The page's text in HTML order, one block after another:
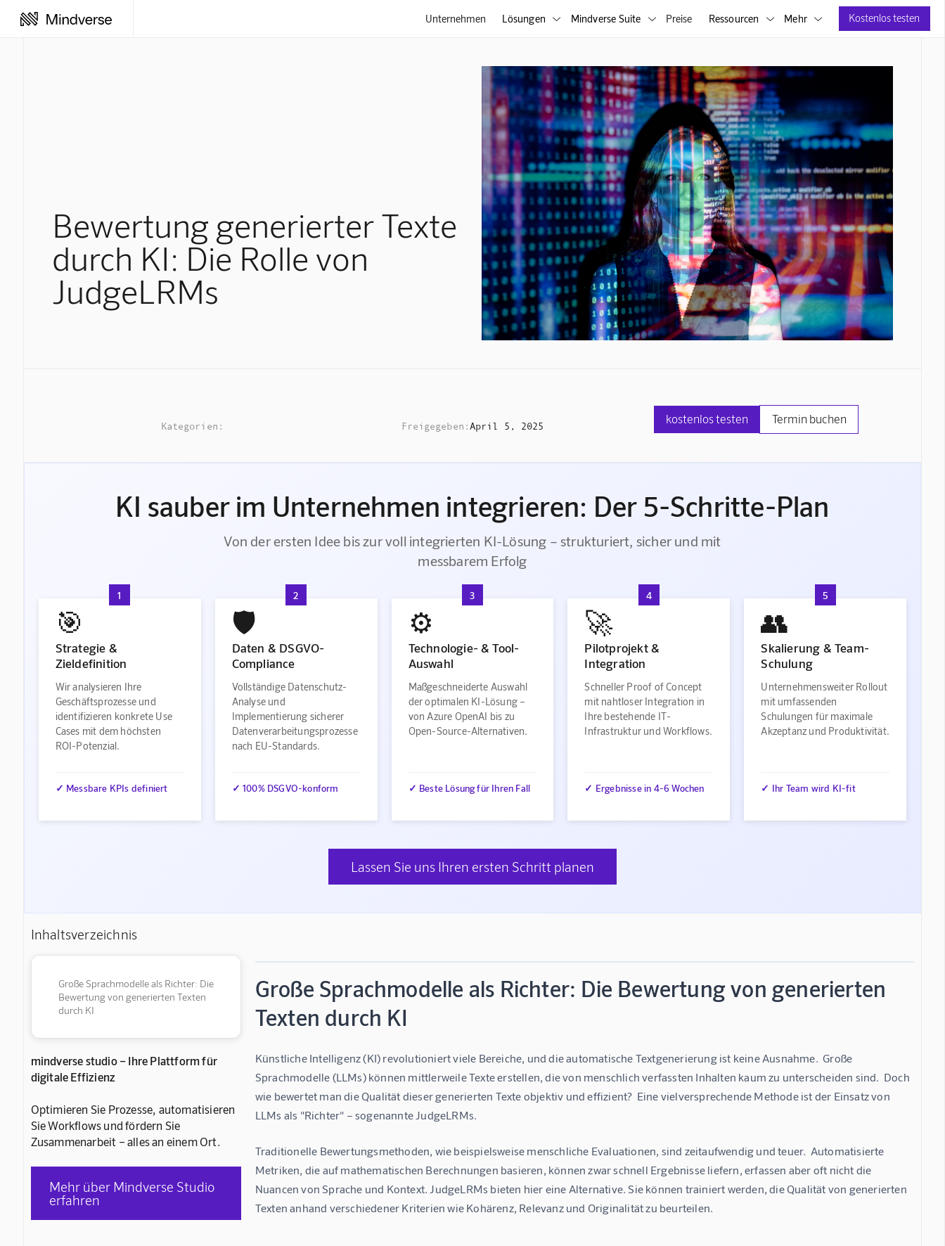
Unternehmen Lösungen  Mindverse Suite  Preise Ressourcen  Mehr  Kostenlos testen
Bewertung generierter Texte
durch KI: Die Rolle von
JudgeLRMs
Kategorien: Freigegeben:April 5, 2025
kostenlos testen Termin buchen
KI sauber im Unternehmen integrieren: Der 5-Schritte-Plan
Von der ersten Idee bis zur voll integrierten KI-Lösung – strukturiert, sicher und mit
messbarem Erfolg
1
🎯
Strategie &
Zieldefinition
Wir analysieren Ihre
Geschäftsprozesse und
identifizieren konkrete Use
Cases mit dem höchsten
ROI-Potenzial.
✓ Messbare KPIs definiert
2
🛡️
Daten & DSGVO-
Compliance
Vollständige Datenschutz-
Analyse und
Implementierung sicherer
Datenverarbeitungsprozesse
nach EU-Standards.
✓ 100% DSGVO-konform
3
⚙️
Technologie- & Tool-
Auswahl
Maßgeschneiderte Auswahl
der optimalen KI-Lösung –
von Azure OpenAI bis zu
Open-Source-Alternativen.
✓ Beste Lösung für Ihren Fall
4
🚀
Pilotprojekt &
Integration
Schneller Proof of Concept
mit nahtloser Integration in
Ihre bestehende IT-
Infrastruktur und Workflows.
✓ Ergebnisse in 4-6 Wochen
5
👥
Skalierung & Team-
Schulung
Unternehmensweiter Rollout
mit umfassenden
Schulungen für maximale
Akzeptanz und Produktivität.
✓ Ihr Team wird KI-fit
Lassen Sie uns Ihren ersten Schritt planen
Inhaltsverzeichnis
Große Sprachmodelle als Richter: Die
Bewertung von generierten Texten
durch KI
mindverse studio – Ihre Plattform für
digitale Effizienz
Optimieren Sie Prozesse, automatisieren
Sie Workflows und fördern Sie
Zusammenarbeit – alles an einem Ort.
Mehr über Mindverse Studio
erfahren
Große Sprachmodelle als Richter: Die Bewertung von generierten
Texten durch KI
Künstliche Intelligenz (KI) revolutioniert viele Bereiche, und die automatische Textgenerierung ist keine Ausnahme.  Große
Sprachmodelle (LLMs) können mittlerweile Texte erstellen, die von menschlich verfassten Inhalten kaum zu unterscheiden sind.  Doch
wie bewertet man die Qualität dieser generierten Texte objektiv und effizient?  Eine vielversprechende Methode ist der Einsatz von
LLMs als "Richter" – sogenannte JudgeLRMs.
Traditionelle Bewertungsmethoden, wie beispielsweise menschliche Evaluationen, sind zeitaufwendig und teuer.  Automatisierte
Metriken, die auf mathematischen Berechnungen basieren, können zwar schnell Ergebnisse liefern, erfassen aber oft nicht die
Nuancen von Sprache und Kontext. JudgeLRMs bieten hier eine Alternative. Sie können trainiert werden, die Qualität von generierten
Texten anhand verschiedener Kriterien wie Kohärenz, Relevanz und Originalität zu beurteilen.